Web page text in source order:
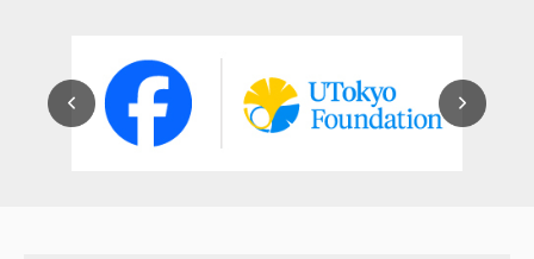
紺野 邦昭
若い方々のために「イノベーションを産む奇跡の海、
世界のISAKI」を実現し、日本を、そして世界をリー